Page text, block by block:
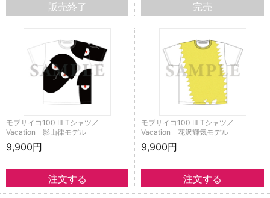
販売終了 完売
モブサイコ100 Ⅲ Tシャツ／
Vacation 影山律モデル
9,900円
モブサイコ100 Ⅲ Tシャツ／
Vacation 花沢輝気モデル
9,900円